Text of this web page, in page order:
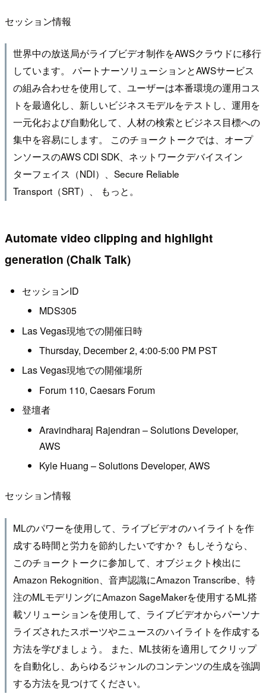
セッション情報
世界中の放送局がライブビデオ制作をAWSクラウドに移行
しています。 パートナーソリューションとAWSサービス
の組み合わせを使用して、ユーザーは本番環境の運用コス
トを最適化し、新しいビジネスモデルをテストし、運用を
一元化および自動化して、人材の検索とビジネス目標への
集中を容易にします。 このチョークトークでは、オープ
ンソースのAWS CDI SDK、ネットワークデバイスイン
ターフェイス（NDI）、Secure Reliable
Transport（SRT）、 もっと。
Automate video clipping and highlight
generation (Chalk Talk)
セッションID
MDS305
Las Vegas現地での開催日時
Thursday, December 2, 4:00-5:00 PM PST
Las Vegas現地での開催場所
Forum 110, Caesars Forum
登壇者
Aravindharaj Rajendran – Solutions Developer,
AWS
Kyle Huang – Solutions Developer, AWS
セッション情報
MLのパワーを使用して、ライブビデオのハイライトを作
成する時間と労力を節約したいですか？ もしそうなら、
このチョークトークに参加して、オブジェクト検出に
Amazon Rekognition、音声認識にAmazon Transcribe、特
注のMLモデリングにAmazon SageMakerを使用するML搭
載ソリューションを使用して、ライブビデオからパーソナ
ライズされたスポーツやニュースのハイライトを作成する
方法を学びましょう。 また、ML技術を適用してクリップ
を自動化し、あらゆるジャンルのコンテンツの生成を強調
する方法を見つけてください。